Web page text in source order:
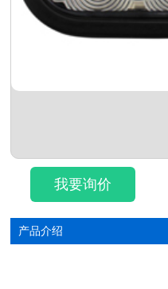
<<
我要询价
产品介绍